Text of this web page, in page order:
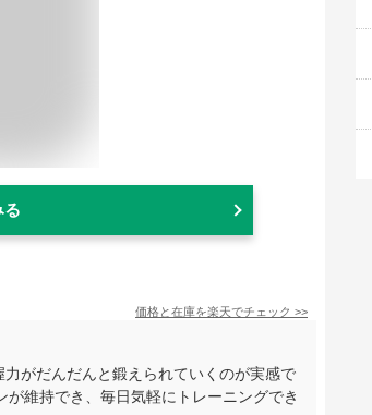
る
価格と在庫を楽天でチェック >>
がだんだんと鍛えられていくのが実感で
維持でき、毎日気軽にトレーニングでき